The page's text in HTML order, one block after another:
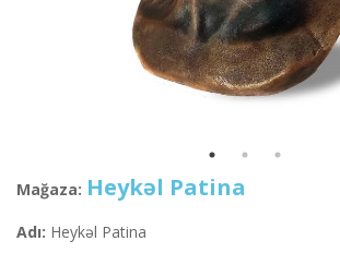
Mağaza: Heykəl Patina
Adı: Heykəl Patina